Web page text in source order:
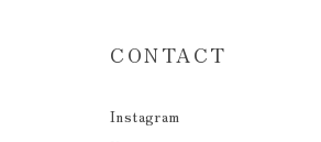
CONTACT
Instagram